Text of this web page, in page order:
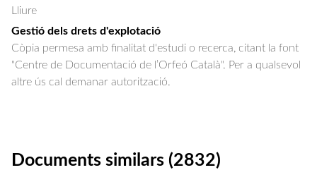
Lliure
Gestió dels drets d'explotació
Còpia permesa amb finalitat d'estudi o recerca, citant la font
"Centre de Documentació de l’Orfeó Català". Per a qualsevol
altre ús cal demanar autorització.
Documents similars (2832)